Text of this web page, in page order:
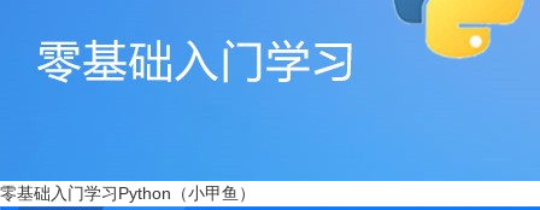
零基础入门学习Python（小甲鱼）